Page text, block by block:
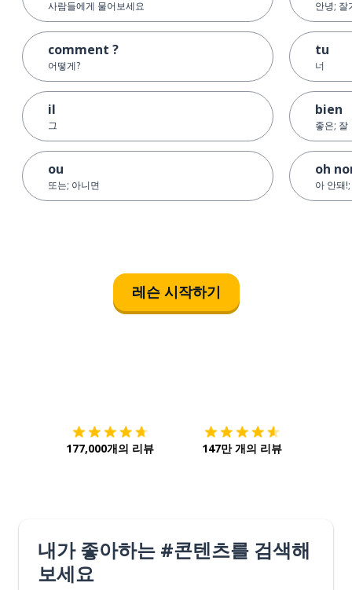
사람들에게 물어보세요
comment ?
어떻게?
il
그
ou
또는; 아니면
안녕; 잘
tu
너
bien
좋은; 잘
oh
아 안돼
레슨 시작하기
177,000개의 리뷰 147만 개의 리뷰
내가 좋아하는 #콘텐츠를 검색해
보세요